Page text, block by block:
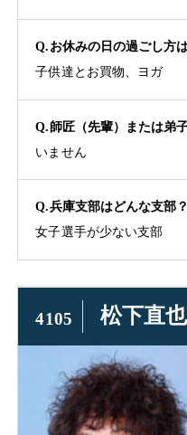
Q.お休みの日の過ごし方
子供達とお買物、ヨガ
Q.師匠（先輩）または弟
いません
Q.兵庫支部はどんな支部？
女子選手が少ない支部
4105 松下直也